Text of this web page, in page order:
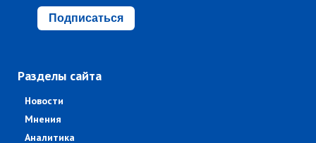
Подписаться
Разделы сайта
Новости
Мнения
Аналитика